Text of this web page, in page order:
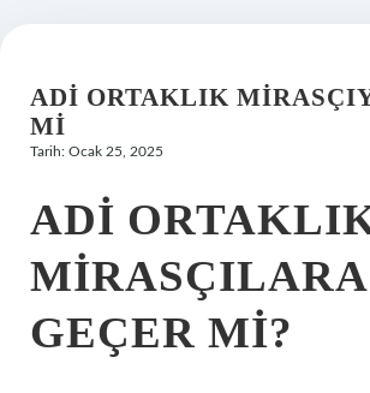
Hakkımızda
ADI ORTAKLIK
MI
Tarih: Ocak 25, 2025
ADI
MIRASÇILARA
GEÇER MI?